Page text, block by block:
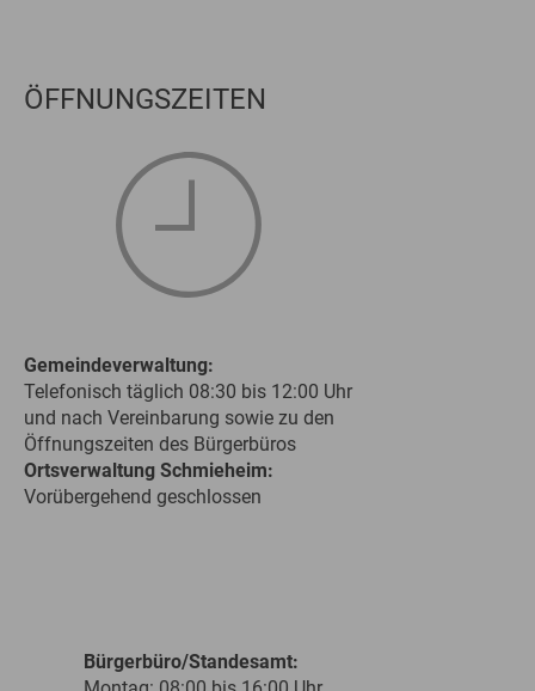
ÖFFNUNGSZEITEN
Gemeindeverwaltung:
Telefonisch täglich 08:30 bis 12:00 Uhr
und nach Vereinbarung sowie zu den
Öffnungszeiten des Bürgerbüros
Ortsverwaltung Schmieheim:
Vorübergehend geschlossen
Bürgerbüro/Standesamt: